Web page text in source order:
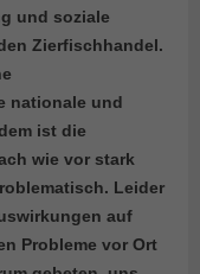
und soziale
Zierfischhandel.
nationale und
ist die
wie vor stark
Leider
auf
Probleme vor Ort